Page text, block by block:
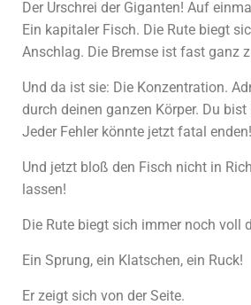
Der Urschrei der Giganten! Auf
Ein kapitaler Fisch. Die Rute biegt
Anschlag. Die Bremse ist fast ganz
Und da ist sie: Die Konzentration.
durch deinen ganzen Körper. Du
Jeder Fehler könnte jetzt fatal enden!
Und jetzt bloß den Fisch nicht in
lassen!
Die Rute biegt sich immer noch voll
Ein Sprung, ein Klatschen, ein Ruck!
Er zeigt sich von der Seite.